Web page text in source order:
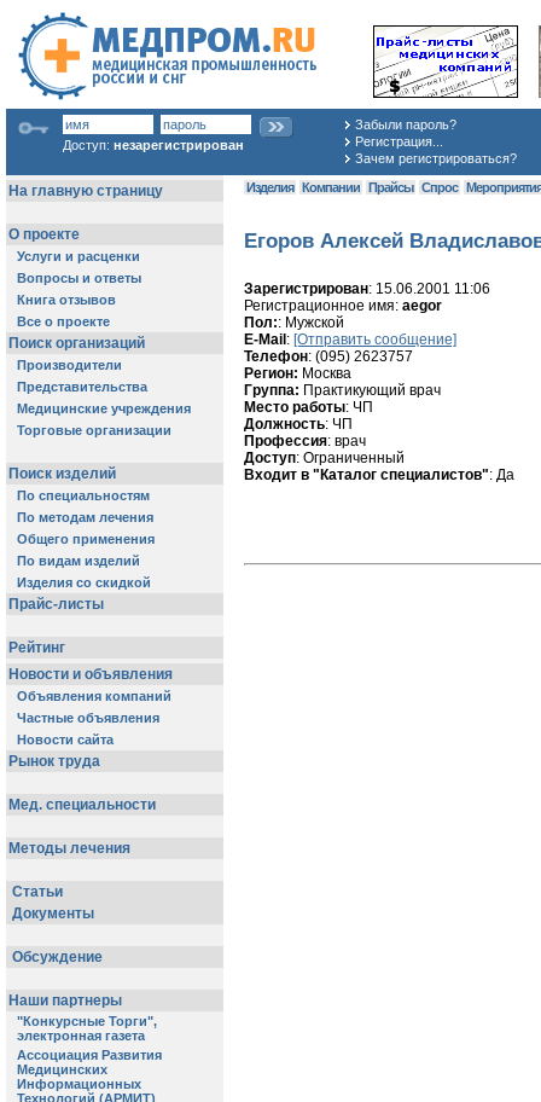
Доступ: незарегистрирован
Забыли пароль?
Регистрация...
Зачем регистрироваться?
Изделия Компании Прайсы Спрос
Егоров Алексей
Зарегистрирован: 15.06.2001 11:06
Регистрационное имя: aegor
Пол:: Мужской
E-Mail : [Отправить сообщение]
Телефон: (095) 2623757
Регион: Москва
Группа: Практикующий врач
Место работы: ЧП
Должность: ЧП
Профессия: врач
Доступ: Ограниченный
Входит в "Каталог специалистов": Да